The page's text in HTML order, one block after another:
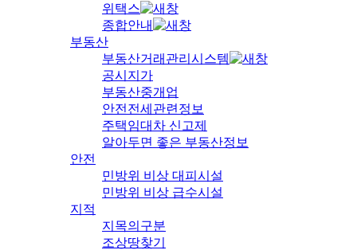
위택스
종합안내
부동산
부동산거래관리시스템
공시지가
부동산중개업
안전전세관련정보
주택임대차 신고제
알아두면 좋은 부동산정보
안전
민방위 비상 대피시설
민방위 비상 급수시설
지적
지목의구분
조상땅찾기